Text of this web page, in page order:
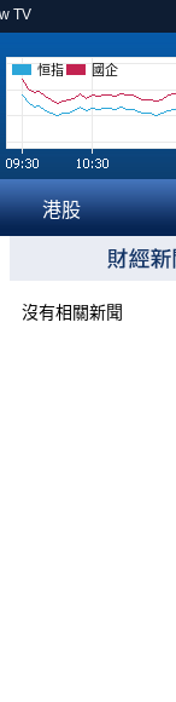
TV
恒指 國企
港股
沒有相關新聞